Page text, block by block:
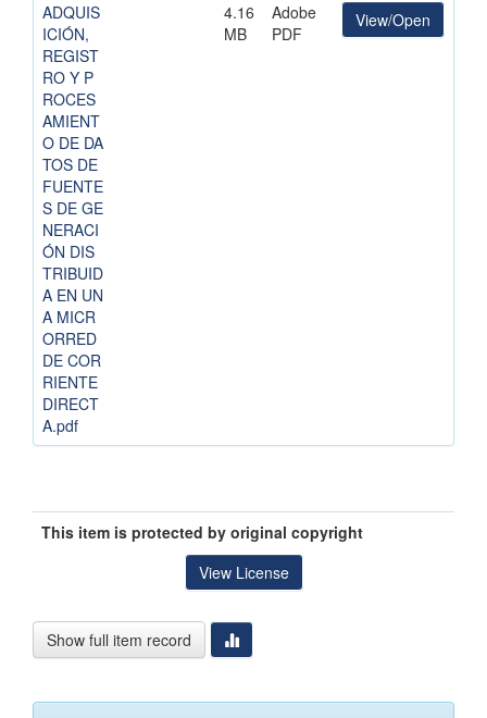
ADQUIS
ICIÓN,
REGIST
RO Y P
ROCES
AMIENT
O DE DA
TOS DE
FUENTE
S DE GE
NERACI
ÓN DIS
TRIBUID
A EN UN
A MICR
ORRED
DE COR
RIENTE
DIRECT
A.pdf
4.16
MB
Adobe
PDF
View/Open
This item is protected by original copyright
View License
Show full item record